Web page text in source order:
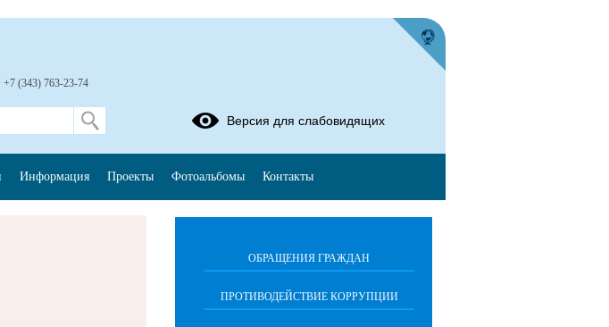
ОБРАЩЕНИЯ ГРАЖДАН
ПРОТИВОДЕЙСТВИЕ КОРРУПЦИИ
+7 (343) 763-23-74
Версия для слабовидящих
Информация Проекты Фотоальбомы Контакты